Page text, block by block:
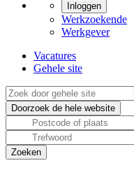
Inloggen
Werkzoekende
Werkgever
Vacatures
Gehele site